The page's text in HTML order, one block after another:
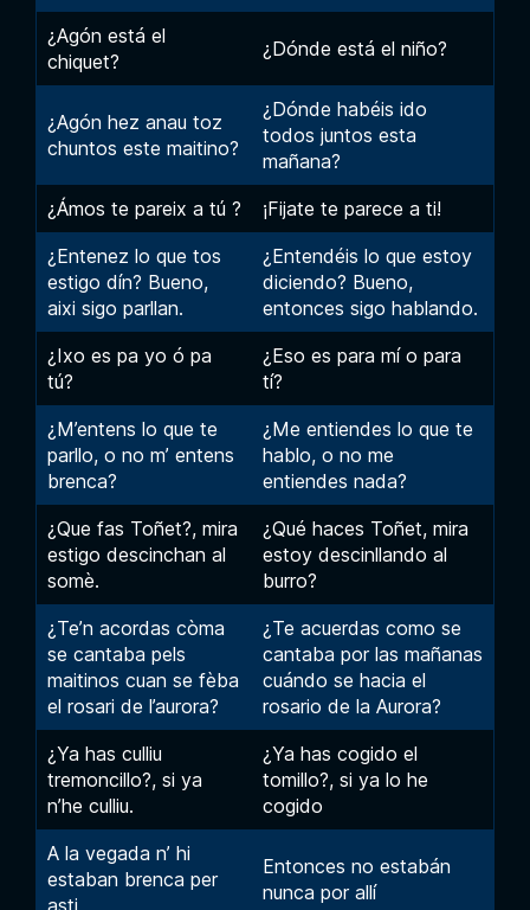
¿Agón está el
chiquet?
¿Dónde está el niño?
¿Agón hez anau toz
chuntos este maitino?
¿Dónde habéis ido
todos juntos esta
mañana?
¿Ámos te pareix a tú ?
¡Fijate te parece a ti!
¿Entenez lo que tos
estigo dín? Bueno,
aixi sigo parllan.
¿Entendéis lo que estoy
diciendo? Bueno,
entonces sigo hablando.
¿Ixo es pa yo ó pa
tú?
¿Eso es para mí o para
tí?
¿M’entens lo que te
parllo, o no m’ entens
brenca?
¿Me entiendes lo que te
hablo, o no me
entiendes nada?
¿Que fas Toñet?, mira
estigo descinchan al
somè.
¿Qué haces Toñet, mira
estoy descinllando al
burro?
¿Te’n acordas còma
se cantaba pels
maitinos cuan se fèba
el rosari de l’aurora?
¿Te acuerdas como se
cantaba por las mañanas
cuándo se hacia el
rosario de la Aurora?
¿Ya has culliu
tremoncillo?, si ya
n’he culliu.
¿Ya has cogido el
tomillo?, si ya lo he
cogido
A la vegada n’ hi
estaban brenca per
asti
Entonces no estabán
nunca por allí